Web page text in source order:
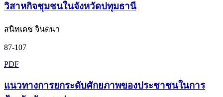
วิสาหกิจชุมชนในจังหวัดปทุมธานี
สนิทเดช จินตนา
87-107
PDF
แนวทางการยกระดับศักยภาพของประชาชนในการ